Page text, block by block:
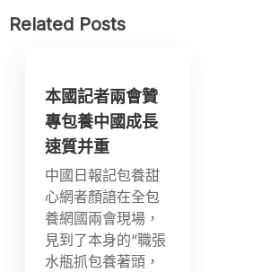
Related Posts
本國記者兩會贊
專包養中國成長
速質并重
中國日報記包養甜
心網者顏諳在全包
養網國兩會現場，
見到了本身的“職張
水瓶抓包養著頭，